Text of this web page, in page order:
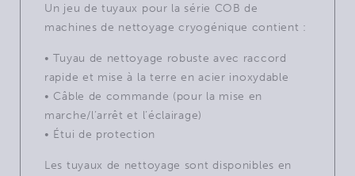
Un jeu de tuyaux pour la série COB de
machines de nettoyage cryogénique contient :
• Tuyau de nettoyage robuste avec raccord
rapide et mise à la terre en acier inoxydable
• Câble de commande (pour la mise en
marche/l’arrêt et l’éclairage)
• Étui de protection
Les tuyaux de nettoyage sont disponibles en